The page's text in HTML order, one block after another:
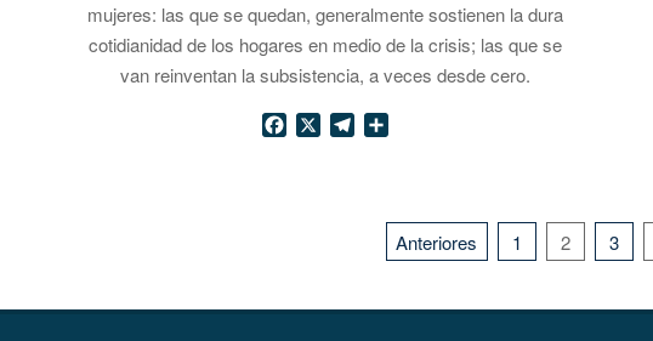
mujeres: las que se quedan, generalmente sostienen la dura
cotidianidad de los hogares en medio de la crisis; las que se
van reinventan la subsistencia, a veces desde cero.
Facebook
X TelegramCompartir
entradas
Anteriores 1 2 3